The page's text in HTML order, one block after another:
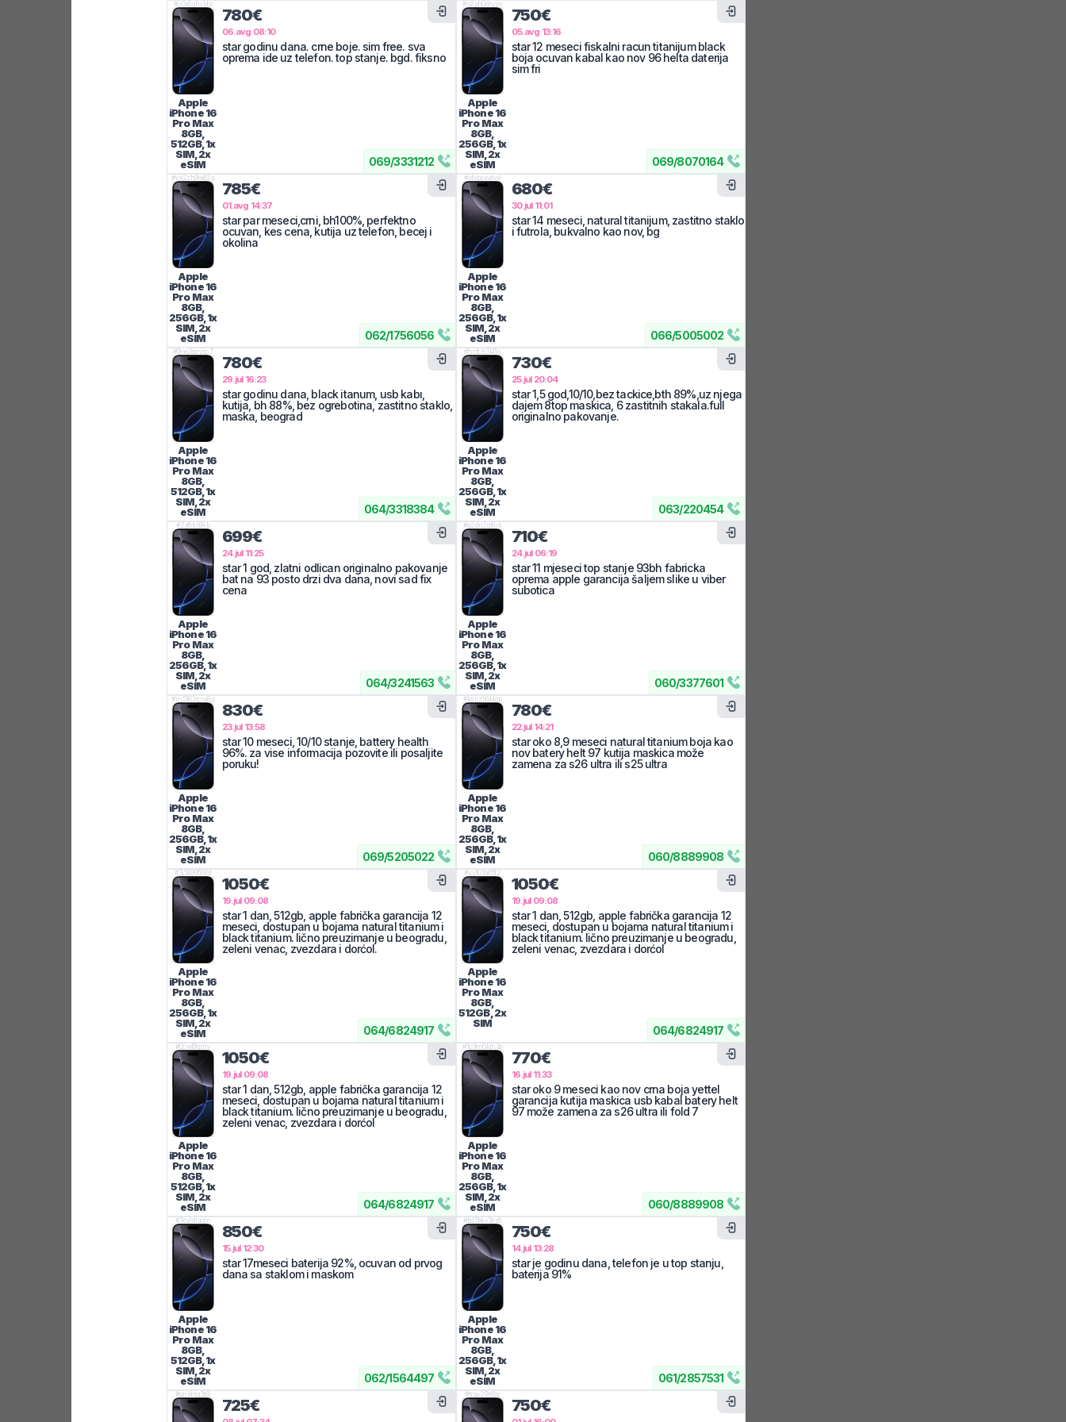
069/3331212
#s0x8ghckfp
Apple
iPhone 16
Pro Max
8GB,
512GB, 1x
SIM, 2x
eSIM
780€
06.avg 08:10
star godinu dana. crne boje. sim free. sva
oprema ide uz telefon. top stanje. bgd. fiksno
069/8070164
#s2ph0dryyn
Apple
iPhone 16
Pro Max
8GB,
256GB, 1x
SIM, 2x
eSIM
750€
05.avg 13:16
star 12 meseci fiskalni racun titanijum black
boja ocuvan kabal kao nov 96 helta daterija
sim fri
062/1756056
#yx2zh9w82p
Apple
iPhone 16
Pro Max
8GB,
256GB, 1x
SIM, 2x
eSIM
785€
01.avg 14:37
star par meseci,crni, bh100%, perfektno
ocuvan, kes cena, kutija uz telefon, becej i
okolina
066/5005002
#vfxpsxvdwl
Apple
iPhone 16
Pro Max
8GB,
256GB, 1x
SIM, 2x
eSIM
680€
30.jul 11:01
star 14 meseci, natural titanijum, zastitno staklo
i futrola, bukvalno kao nov, bg
064/3318384
#9nq3qvysc7
Apple
iPhone 16
Pro Max
8GB,
512GB, 1x
SIM, 2x
eSIM
780€
29.jul 16:23
star godinu dana, black itanum, usb kabı,
kutija, bh 88%, bez ogrebotina, zastitno staklo,
maska, beograd
063/220454
#hcfch3l41q
Apple
iPhone 16
Pro Max
8GB,
256GB, 1x
SIM, 2x
eSIM
730€
25.jul 20:04
star 1,5 god,10/10,bez tackice,bth 89%,uz njega
dajem 8top maskica, 6 zastitnih stakala.full
originalno pakovanje.
064/3241563
#2jt8tjb9sb
Apple
iPhone 16
Pro Max
8GB,
256GB, 1x
SIM, 2x
eSIM
699€
24.jul 11:25
star 1 god, zlatni odlican originalno pakovanje
bat na 93 posto drzi dva dana, novi sad fix
cena
060/3377601
#p2dn2ql8rk
Apple
iPhone 16
Pro Max
8GB,
256GB, 1x
SIM, 2x
eSIM
710€
24.jul 06:19
star 11 mjeseci top stanje 93bh fabricka
oprema apple garancija šaljem slike u viber
subotica
069/5205022
#m5162gnx8p
Apple
iPhone 16
Pro Max
8GB,
256GB, 1x
SIM, 2x
eSIM
830€
23.jul 13:58
star 10 meseci, 10/10 stanje, battery health
96%. za vise informacija pozovite ili posaljite
poruku!
060/8889908
#ksnz16d4gp
Apple
iPhone 16
Pro Max
8GB,
256GB, 1x
SIM, 2x
eSIM
780€
22.jul 14:21
star oko 8,9 meseci natural titanium boja kao
nov batery helt 97 kutija maskica može
zamena za s26 ultra ili s25 ultra
064/6824917
#3j5b99566d
Apple
iPhone 16
Pro Max
8GB,
256GB, 1x
SIM, 2x
eSIM
1050€
19.jul 09:08
star 1 dan, 512gb, apple fabrička garancija 12
meseci, dostupan u bojama natural titanium i
black titanium. lično preuzimanje u beogradu,
zeleni venac, zvezdara i dorćol.
064/6824917
#yy101b65f2
Apple
iPhone 16
Pro Max
8GB,
512GB, 2x
SIM
1050€
19.jul 09:08
star 1 dan, 512gb, apple fabrička garancija 12
meseci, dostupan u bojama natural titanium i
black titanium. lično preuzimanje u beogradu,
zeleni venac, zvezdara i dorćol
064/6824917
#0cwl9grtry
Apple
iPhone 16
Pro Max
8GB,
512GB, 1x
SIM, 2x
eSIM
1050€
19.jul 09:08
star 1 dan, 512gb, apple fabrička garancija 12
meseci, dostupan u bojama natural titanium i
black titanium. lično preuzimanje u beogradu,
zeleni venac, zvezdara i dorćol
060/8889908
#1c9m0kjh3p
Apple
iPhone 16
Pro Max
8GB,
256GB, 1x
SIM, 2x
eSIM
770€
16.jul 11:33
star oko 9 meseci kao nov crna boja yettel
garancija kutija maskica usb kabal batery helt
97 može zamena za s26 ultra ili fold 7
062/1564497
#3cyldlgqtn
Apple
iPhone 16
Pro Max
8GB,
512GB, 1x
SIM, 2x
eSIM
850€
15.jul 12:30
star 17meseci baterija 92%, ocuvan od prvog
dana sa staklom i maskom
061/2857531
#bd5bkx3pz8
Apple
iPhone 16
Pro Max
8GB,
256GB, 1x
SIM, 2x
eSIM
750€
14.jul 13:28
star je godinu dana, telefon je u top stanju,
baterija 91%
#qnbhtq3t6j
725€
#trqv29sfbz
750€